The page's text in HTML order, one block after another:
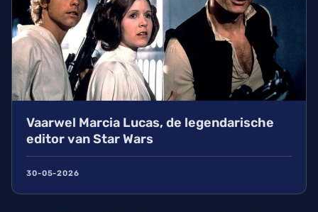
Vaarwel Marcia Lucas, de legendarische
editor van Star Wars
30-05-2026